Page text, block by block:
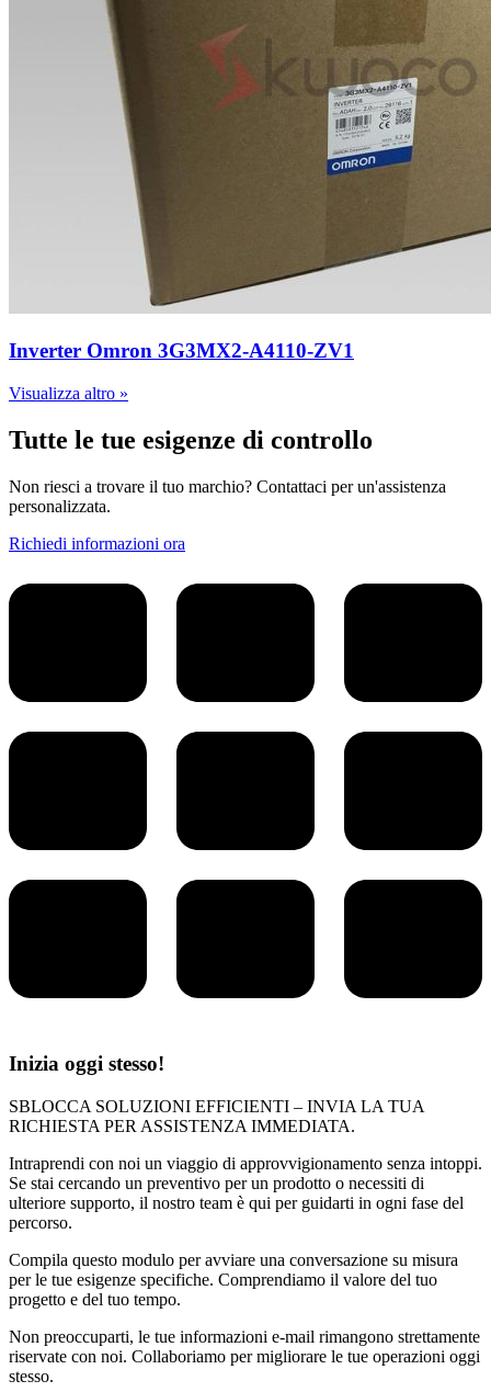
Inverter Omron 3G3MX2-A4110-ZV1
Visualizza altro »
Tutte le tue esigenze di controllo
Non riesci a trovare il tuo marchio? Contattaci per un'assistenza
personalizzata.
Richiedi informazioni ora
Inizia oggi stesso!
SBLOCCA SOLUZIONI EFFICIENTI – INVIA LA TUA
RICHIESTA PER ASSISTENZA IMMEDIATA.
Intraprendi con noi un viaggio di approvvigionamento senza intoppi.
Se stai cercando un preventivo per un prodotto o necessiti di
ulteriore supporto, il nostro team è qui per guidarti in ogni fase del
percorso.
Compila questo modulo per avviare una conversazione su misura
per le tue esigenze specifiche. Comprendiamo il valore del tuo
progetto e del tuo tempo.
Non preoccuparti, le tue informazioni e-mail rimangono strettamente
riservate con noi. Collaboriamo per migliorare le tue operazioni oggi
stesso.